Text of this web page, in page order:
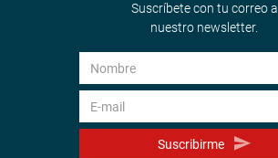
Suscríbete con tu correo a
nuestro newsletter.
Suscribirme